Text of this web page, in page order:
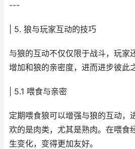
---
| 5. 狼与玩家互动的技巧
与狼的互动不仅仅限于战斗，玩家
增加和狼的亲密度，进而进步彼此
| 5.1 喂食与亲密
定期喂食狼可以增强与狼的互动，
欢的是肉类，尤其是熟肉。在喂食
生变化，变得更加友好。